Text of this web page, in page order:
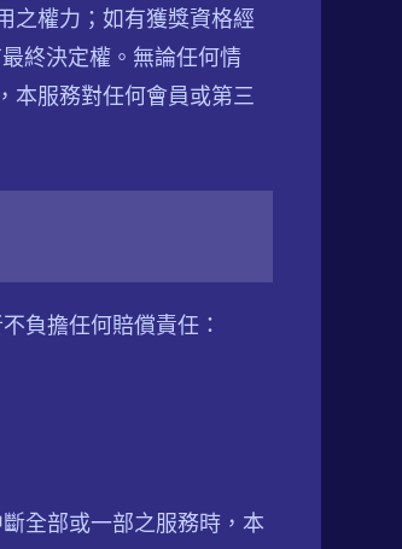
之權力；如有獲獎資格經
終決定權。無論任何情
本服務對任何會員或第三
負擔任何賠償責任：
全部或一部之服務時，本